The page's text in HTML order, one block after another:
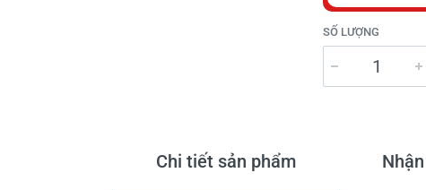
SỐ LƯỢNG
Chi tiết sản phẩm